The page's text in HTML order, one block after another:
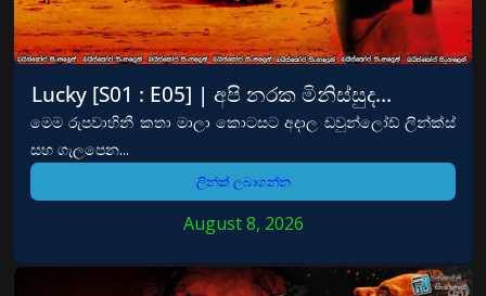
Lucky [S01 : E05] | අපි නරක මිනිස්සුද…
මෙම රුපවාහිනී කතා මාලා කොටසට අදාල ඩවුන්ලෝඩ් ලින්ක්ස්
සහ ගැලපෙන...
ලින්ක් ලබාගන්න
August 8, 2026